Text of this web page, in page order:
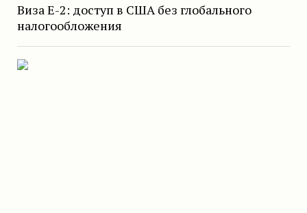
Виза E-2: доступ в США без глобального
налогообложения